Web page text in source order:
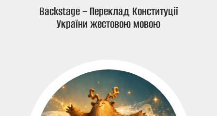
Backstage – Переклад Конституції
України жестовою мовою